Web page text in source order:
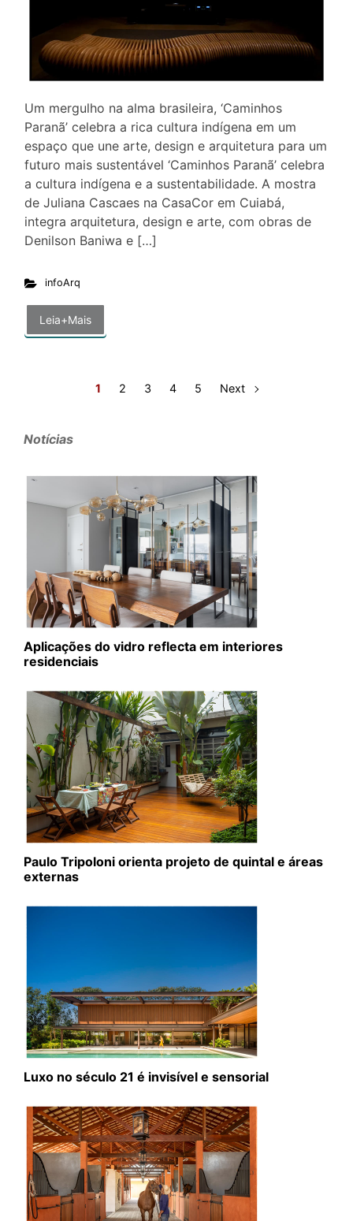
Um mergulho na alma brasileira, ‘Caminhos
Paranã’ celebra a rica cultura indígena em um
espaço que une arte, design e arquitetura para um
futuro mais sustentável ‘Caminhos Paranã’ celebra
a cultura indígena e a sustentabilidade. A mostra
de Juliana Cascaes na CasaCor em Cuiabá,
integra arquitetura, design e arte, com obras de
Denilson Baniwa e […]
infoArq
Leia+Mais
1 2 3 4 5 Next
Notícias
Aplicações do vidro reflecta em interiores
residenciais
Paulo Tripoloni orienta projeto de quintal e áreas
externas
Luxo no século 21 é invisível e sensorial